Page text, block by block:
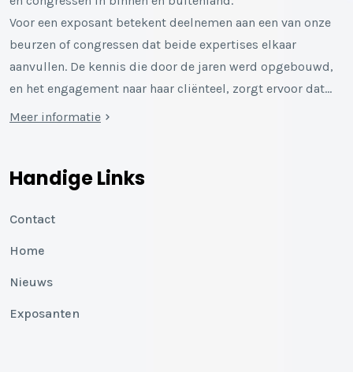
Voor een exposant betekent deelnemen aan een van onze
beurzen of congressen dat beide expertises elkaar
aanvullen. De kennis die door de jaren werd opgebouwd,
en het engagement naar haar cliënteel, zorgt ervoor dat…
Meer informatie
Handige Links
Contact
Home
Nieuws
Exposanten